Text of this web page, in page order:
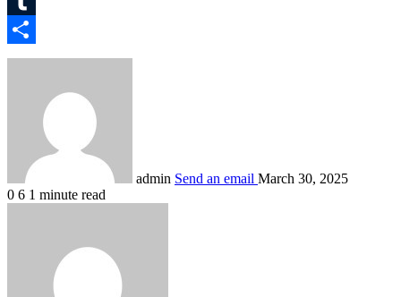
Tumblr
Share
admin Send an email March 30, 2025
0 6 1 minute read